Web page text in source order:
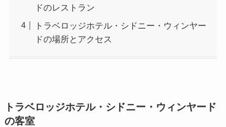
ドのレストラン
トラベロッジホテル・シドニー・ウィンヤー
ドの場所とアクセス
トラベロッジホテル・シドニー・ウィンヤード
の客室